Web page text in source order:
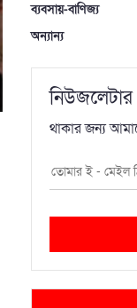
ব্যবসায়-বাণিজ্য
অন্যান্য
নিউজলেটার
থাকার জন্য